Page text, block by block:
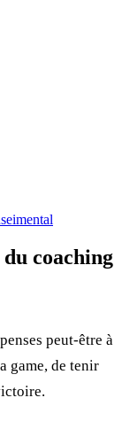
mental
du coaching
peut-être à
game, de tenir